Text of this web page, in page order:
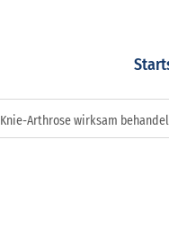
Knie-Arthrose wirksam